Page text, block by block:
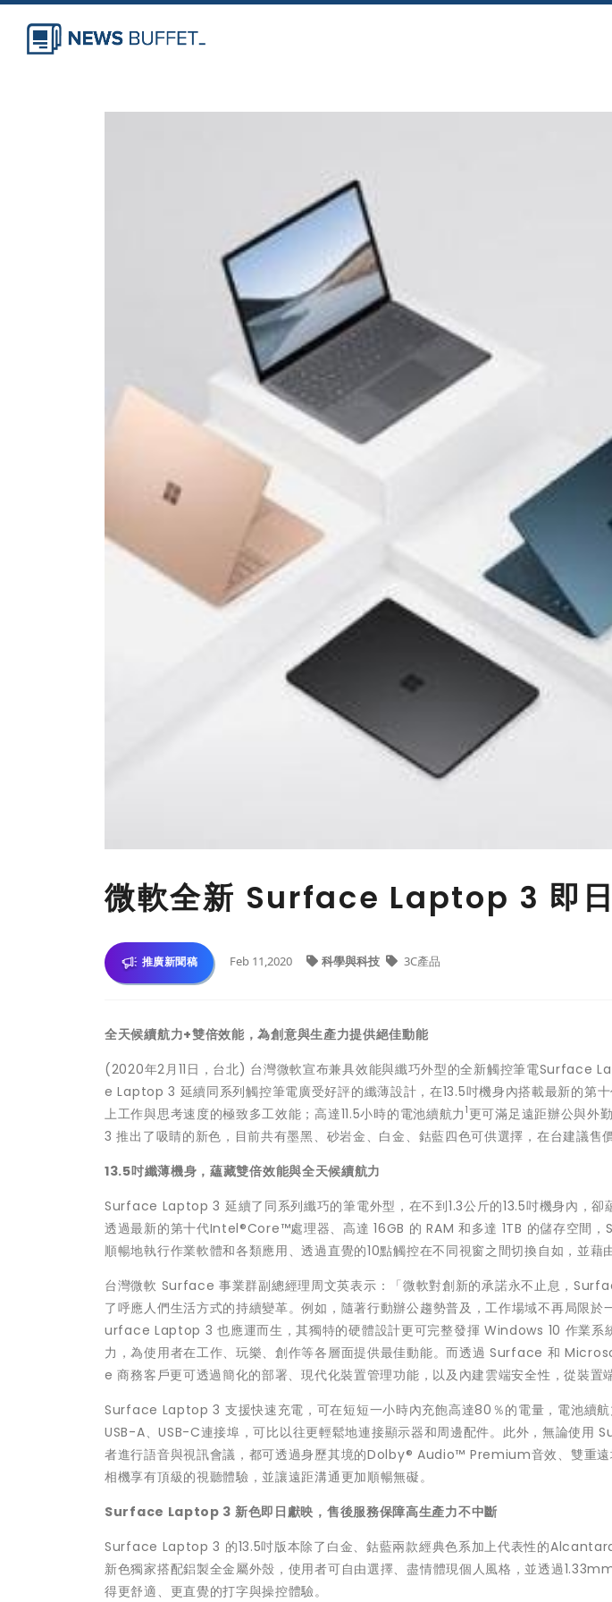
微軟全新 Surface Laptop 3 即
推廣新聞稿 Feb 11,2020 科學與科技 3C產品
全天候續航力+雙倍效能，為創意與生產力提供絕佳動能
(2020年2月11日，台北) 台灣微軟宣布兼具效能與纖巧外型的全新觸控筆電Surface
e Laptop 3 延續同系列觸控筆電廣受好評的纖薄設計，在13.5吋機身內搭載最新的第
上工作與思考速度的極致多工效能；高達11.5小時的電池續航力 1更可滿足遠距辦公與外
3 推出了吸睛的新色，目前共有墨黑、砂岩金、白金、鈷藍四色可供選擇，在台建議售
13.5吋纖薄機身，蘊藏雙倍效能與全天候續航力
Surface Laptop 3 延續了同系列纖巧的筆電外型，在不到1.3公斤的13.5吋機身內，卻
透過最新的第十代Intel®Core™處理器、高達 16GB 的 RAM 和多達 1TB 的儲存空間
順暢地執行作業軟體和各類應用、透過直覺的10點觸控在不同視窗之間切換自如，並藉
台灣微軟 Surface 事業群副總經理周文英表示：「微軟對創新的承諾永不止息，
了呼應人們生活方式的持續變革。例如，隨著行動辦公趨勢普及，工作場域不再局限於
urface Laptop 3 也應運而生，其獨特的硬體設計更可完整發揮 Windows 10 作業
力，為使用者在工作、玩樂、創作等各層面提供最佳動能。而透過 Surface 和
e 商務客戶更可透過簡化的部署、現代化裝置管理功能，以及內建雲端安全性，從裝置
Surface Laptop 3 支援快速充電，可在短短一小時內充飽高達80％的電量，電池續航
USB-A、USB-C連接埠，可比以往更輕鬆地連接顯示器和周邊配件。此外，無論使
者進行語音與視訊會議，都可透過身歷其境的Dolby® Audio™ Premium音效、雙重
相機享有頂級的視聽體驗，並讓遠距溝通更加順暢無礙。
Surface Laptop 3 新色即日獻映 ，售後服務保障高生產力不中斷
Surface Laptop 3 的13.5吋版本除了白金、鈷藍兩款經典色系加上代表性的
新色獨家搭配鋁製全金屬外殼，使用者可自由選擇、盡情體現個人風格，並透過
得更舒適、更直覺的打字與操控體驗。